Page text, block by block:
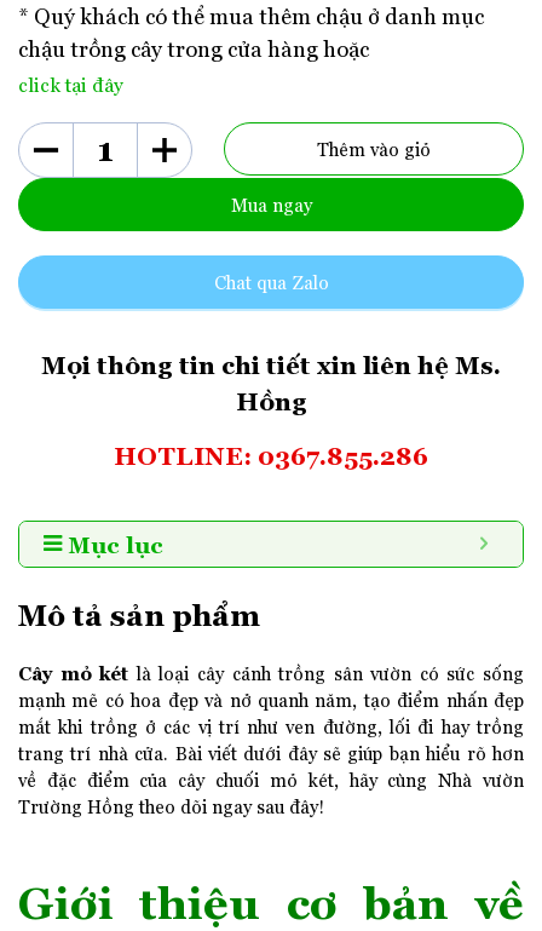
* Quý khách có thể mua thêm chậu ở danh mục
chậu trồng cây trong cửa hàng hoặc
click tại đây
Mua ngay
Thêm vào giỏ
Chat qua Zalo
Mọi thông tin chi tiết xin liên hệ Ms.
Hồng
HOTLINE: 0367.855.286
Mục lục
Mô tả sản phẩm
Cây mỏ két là loại cây cảnh trồng sân vườn có sức sống
mạnh mẽ có hoa đẹp và nở quanh năm, tạo điểm nhấn đẹp
mắt khi trồng ở các vị trí như ven đường, lối đi hay trồng
trang trí nhà cửa. Bài viết dưới đây sẽ giúp bạn hiểu rõ hơn
về đặc điểm của cây chuối mỏ két, hãy cùng Nhà vườn
Trường Hồng theo dõi ngay sau đây!
Giới thiệu cơ bản về